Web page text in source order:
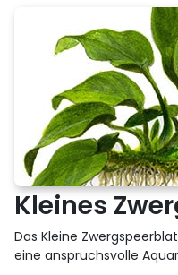
Kleines
Das Kleine
eine anspruchsvolle